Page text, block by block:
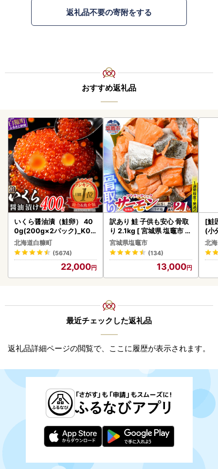
返礼品不要の寄附をする
おすすめ返礼品
いくら醤油漬（鮭卵） 40
0g(200g×2パック)_K02
2-1676
北海道白糠町
(5674)
22,000
訳あり 鮭 子供も安心 骨取
り 2.1kg [ 宮城県 塩竈市 ]
鮭
宮城県塩竈市
(134)
13,000
[鮭
(小
5
北
最近チェックした返礼品
返礼品詳細ページの閲覧で、ここに履歴が表示されます。